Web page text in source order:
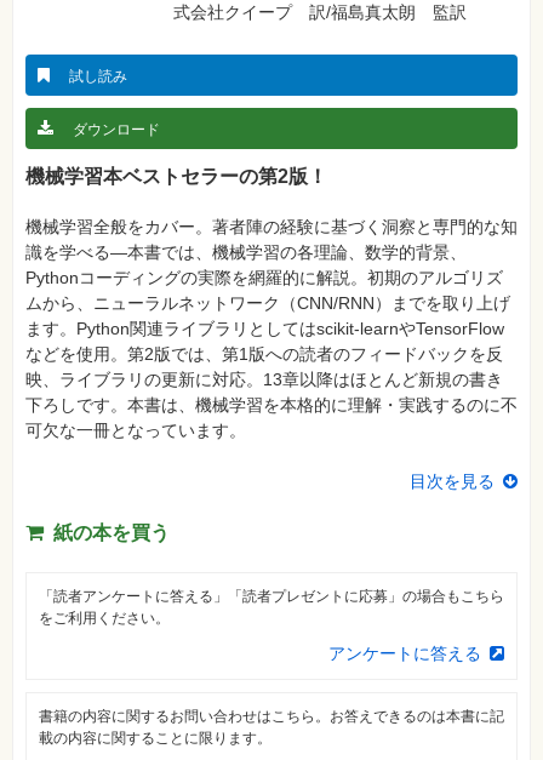
写
真
資
格
験
プ
ロ
グ
ラ
ミ
ン
グ
ネ
ッ
ト
ワ
ー
ジ
ー
味・
素
作・
パ
ソ
式会社クイープ 訳/福島真太朗 監訳
試し読み
ダウンロード
機械学習本ベストセラーの第2版！
機械学習全般をカバー。著者陣の経験に基づく洞察と専門的な知
識を学べる―本書では、機械学習の各理論、数学的背景、
Pythonコーディングの実際を網羅的に解説。初期のアルゴリズ
ムから、ニューラルネットワーク（CNN/RNN）までを取り上げ
ます。Python関連ライブラリとしてはscikit-learnやTensorFlow
などを使用。第2版では、第1版への読者のフィードバックを反
映、ライブラリの更新に対応。13章以降はほとんど新規の書き
下ろしです。本書は、機械学習を本格的に理解・実践するのに不
可欠な一冊となっています。
目次を見る
紙の本を買う
「読者アンケートに答える」「読者プレゼントに応募」の場合もこちら
をご利用ください。
アンケートに答える
書籍の内容に関するお問い合わせはこちら。お答えできるのは本書に記
載の内容に関することに限ります。